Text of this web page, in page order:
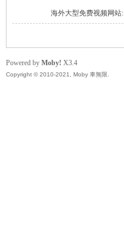
海外大型免费视频网站:
Powered by Moby! X3.4
Copyright © 2010-2021, Moby 車無限.